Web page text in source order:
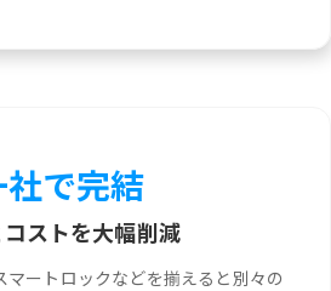
社で完結
ストを大幅削減
ートロックなどを揃えると別々の